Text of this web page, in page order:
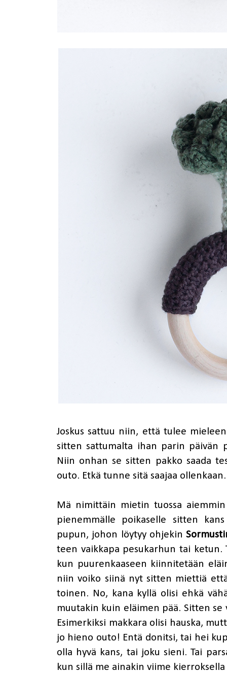
Joskus sattuu niin, että tulee
sitten sattumalta ihan parin päivän
Niin onhan se sitten pakko saada
outo. Etkä tunne sitä saajaa
Mä nimittäin mietin tuossa
pienemmälle poikaselle sitten
pupun, johon löytyy ohjekin
teen vaikkapa pesukarhun tai ketun.
kun puurenkaaseen kiinnitetään
niin voiko siinä nyt sitten miettiä
toinen. No, kana kyllä olisi ehkä
muutakin kuin eläimen pää. Sitten
Esimerkiksi makkara olisi hauska,
jo hieno outo! Entä donitsi, tai hei
olla hyvä kans, tai joku sieni. Tai
kun sillä me ainakin viime